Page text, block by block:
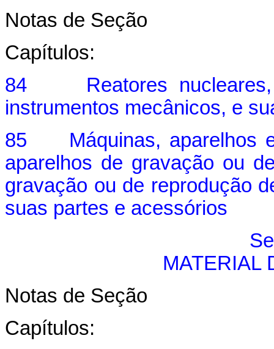
Notas de Seção
Capítulos:
84 Reatores nucleares,
instrumentos mecânicos, e
85 Máquinas, aparelhos e
aparelhos de gravação ou
gravação ou de reprodução
suas partes e acessórios
MATERIAL
Notas de Seção
Capítulos: